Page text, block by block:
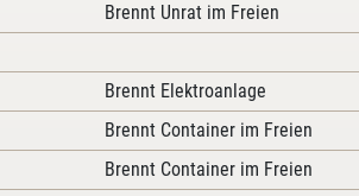
Brennt Unrat im Freien
Brennt Elektroanlage
Brennt Container im Freien
Brennt Container im Freien